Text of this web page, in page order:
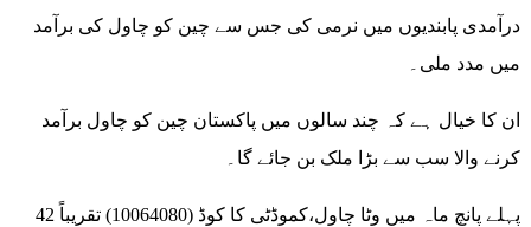
درآمدی پابندیوں میں نرمی کی جس سے چین کو چاول کی برآمد
میں مدد ملی۔
ان کا خیال ہے کہ چند سالوں میں پاکستان چین کو چاول برآمد
کرنے والا سب سے بڑا ملک بن جائے گا۔
پہلے پانچ ماہ میں وٹا چاول،کموڈٹی کا کوڈ (10064080) تقریباً 42